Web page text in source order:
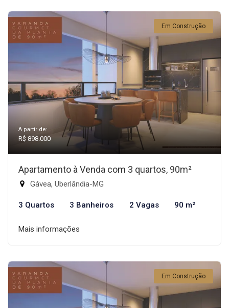
Em Construção
A partir de:
R$ 898.000
Apartamento à Venda com 3 quartos, 90m²
Gávea, Uberlândia-MG
3 Quartos 3 Banheiros 2 Vagas 90 m²
Mais informações
Em Construção